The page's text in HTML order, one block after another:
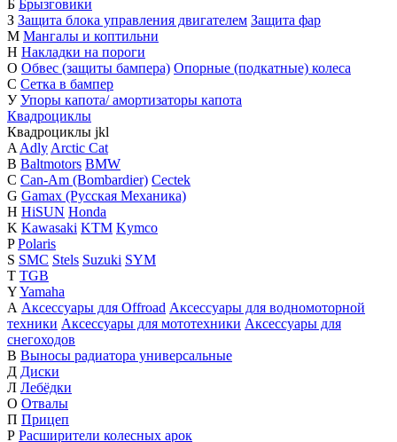
Б Брызговики
З Защита блока управления двигателем Защита фар
М Мангалы и коптильни
Н Накладки на пороги
О Обвес (защиты бампера) Опорные (подкатные) колеса
С Сетка в бампер
У Упоры капота/ амортизаторы капота
Квадроциклы
Квадроциклы jkl
A Adly Arctic Cat
B Baltmotors BMW
C Can-Am (Bombardier) Cectek
G Gamax (Русская Механика)
H HiSUN Honda
K Kawasaki KTM Kymco
P Polaris
S SMC Stels Suzuki SYM
T TGB
YYamaha
А Аксессуары для Offroad Аксессуары для водномоторной
техники Аксессуары для мототехники Аксессуары для
снегоходов
В Выносы радиатора универсальные
Д Диски
Л Лебёдки
О Отвалы
П Прицеп
Р Расширители колесных арок